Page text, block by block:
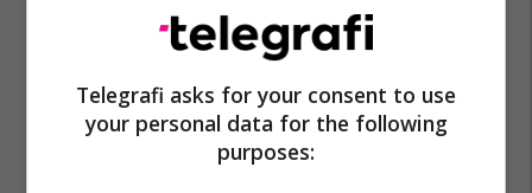
Telegrafi asks for your consent to use
your personal data for the following
purposes: